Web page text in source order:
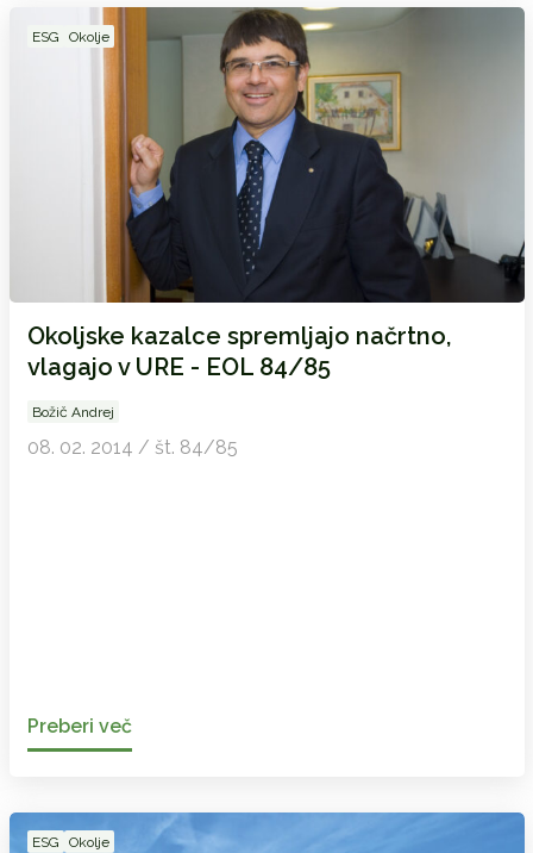
ESG Okolje
Okoljske kazalce spremljajo načrtno,
vlagajo v URE - EOL 84/85
Božič Andrej
08. 02. 2014 / št. 84/85
Preberi več
ESG Okolje